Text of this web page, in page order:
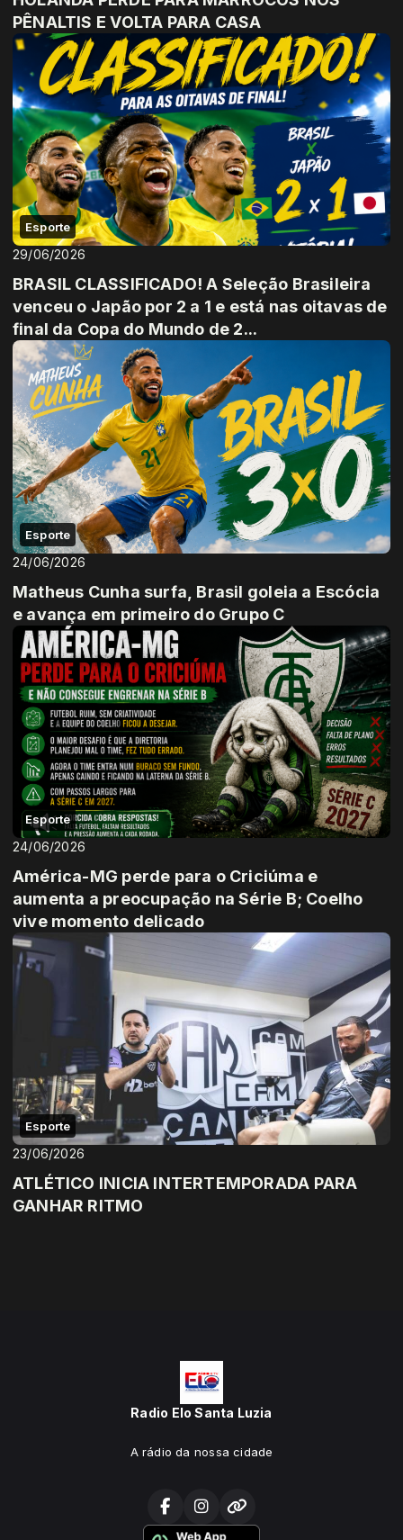
PÊNALTIS E VOLTA PARA CASA
Esporte
29/06/2026
BRASIL CLASSIFICADO! A Seleção Brasileira
venceu o Japão por 2 a 1 e está nas oitavas de
final da Copa do Mundo de 2...
Esporte
24/06/2026
Matheus Cunha surfa, Brasil goleia a Escócia
e avança em primeiro do Grupo C
Esporte
24/06/2026
América-MG perde para o Criciúma e
aumenta a preocupação na Série B; Coelho
vive momento delicado
Esporte
23/06/2026
ATLÉTICO INICIA INTERTEMPORADA PARA
GANHAR RITMO
Radio Elo Santa Luzia
A rádio da nossa cidade